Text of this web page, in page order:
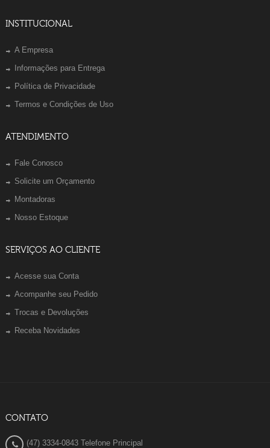
INSTITUCIONAL
A Empresa
Informações para Entrega
Política de Privacidade
Termos e Condições de Uso
ATENDIMENTO
Fale Conosco
Solicite um Orçamento
Montadoras
Nosso Estoque
SERVIÇOS AO CLIENTE
Acesse sua Conta
Acompanhe seu Pedido
Trocas e Devoluções
Receba Novidades
CONTATO
(47) 3334-0843 Telefone Principal